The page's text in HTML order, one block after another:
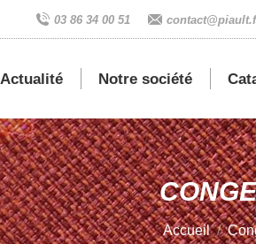
03 86 34 00 51
Actualité Notre société
Vous êtes ici :
Accueil